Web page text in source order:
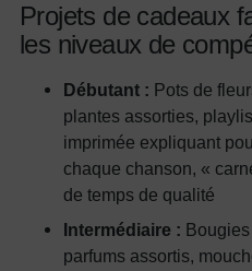
Projets de cadeaux
les niveaux de
Débutant : Pots de
plantes assorties,
imprimée expliquant
chaque chanson, «
de temps de qualité
Intermédiaire :
parfums assortis,